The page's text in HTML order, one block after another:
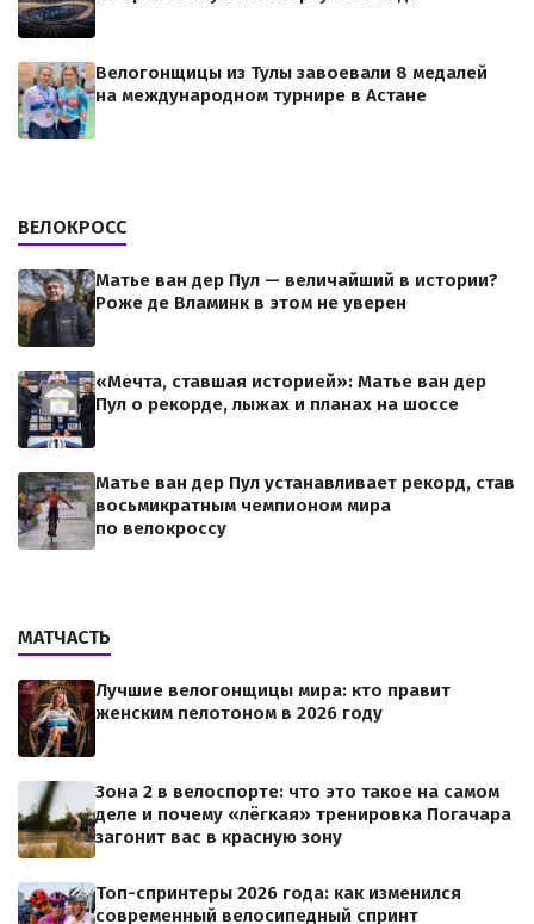
Велогонщицы из Тулы завоевали 8 медалей
на международном турнире в Астане
ВЕЛОКРОСС
Матье ван дер Пул — величайший в истории?
Роже де Вламинк в этом не уверен
«Мечта, ставшая историей»: Матье ван дер
Пул о рекорде, лыжах и планах на шоссе
Матье ван дер Пул устанавливает рекорд, став
восьмикратным чемпионом мира
по велокроссу
МАТЧАСТЬ
Лучшие велогонщицы мира: кто правит
женским пелотоном в 2026 году
Зона 2 в велоспорте: что это такое на самом
деле и почему «лёгкая» тренировка Погачара
загонит вас в красную зону
Топ-спринтеры 2026 года: как изменился
современный велосипедный спринт